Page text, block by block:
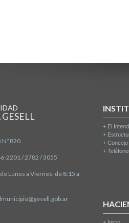
Nº 820
2201 / 2782 / 3055
Lunes a Viernes: de 8:15 a
+ El
+
+ Concejo
+